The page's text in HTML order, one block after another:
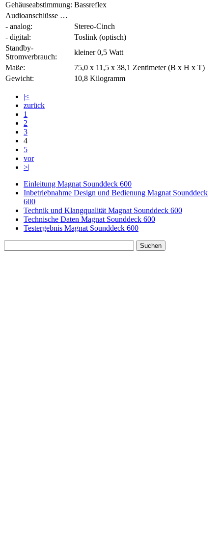
Gehäuseabstimmung: Bassreflex
Audioanschlüsse …
- analog:
Stereo-Cinch
- digital:
Toslink (optisch)
Standby-
Stromverbrauch:
kleiner 0,5 Watt
Maße:
75,0 x 11,5 x 38,1 Zentimeter (B x H x T)
Gewicht:
10,8 Kilogramm
|<
zurück
1
2
3
4
5
vor
>|
Einleitung Magnat Sounddeck 600
Inbetriebnahme Design und Bedienung Magnat Sounddeck
600
Technik und Klangqualität Magnat Sounddeck 600
Technische Daten Magnat Sounddeck 600
Testergebnis Magnat Sounddeck 600